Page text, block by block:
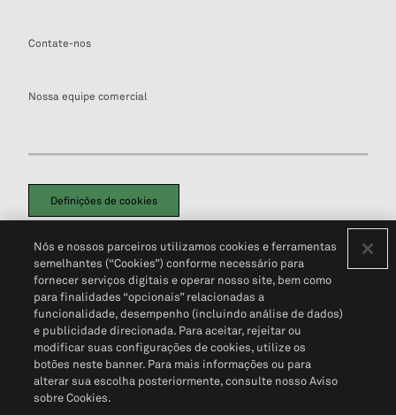
Contate-nos
Nossa equipe comercial
Definições de cookies
Política de PrivacidadePortal de privacidade do cliente (em inglês)
Não Venda Minhas Informações Pessoais© 2026 S&P Global
Nós e nossos parceiros utilizamos cookies e ferramentas
semelhantes (“Cookies”) conforme necessário para
fornecer serviços digitais e operar nosso site, bem como
para finalidades “opcionais” relacionadas a
funcionalidade, desempenho (incluindo análise de dados)
e publicidade direcionada. Para aceitar, rejeitar ou
modificar suas configurações de cookies, utilize os
botões neste banner. Para mais informações ou para
alterar sua escolha posteriormente, consulte nosso Aviso
sobre Cookies.